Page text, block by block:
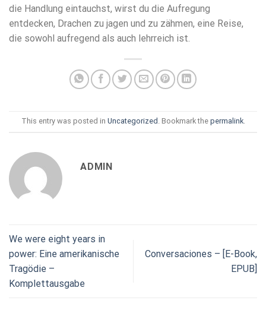
die Handlung eintauchst, wirst du die Aufregung
entdecken, Drachen zu jagen und zu zähmen, eine Reise,
die sowohl aufregend als auch lehrreich ist.
This entry was posted in Uncategorized . Bookmark the permalink.
ADMIN
We were eight years in
power: Eine amerikanische
Tragödie –
Komplettausgabe
Conversaciones – [E-Book,
EPUB]